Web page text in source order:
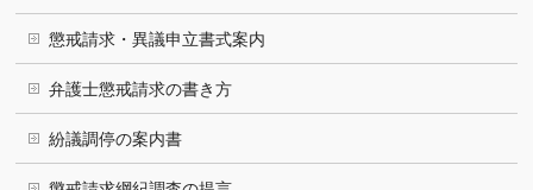
懲戒請求・異議申立書式案内
弁護士懲戒請求の書き方
紛議調停の案内書